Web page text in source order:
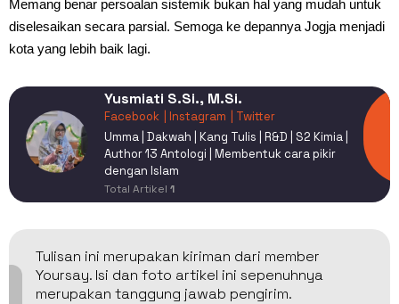
Memang benar persoalan sistemik bukan hal yang mudah untuk
diselesaikan secara parsial. Semoga ke depannya Jogja menjadi
kota yang lebih baik lagi.
Yusmiati S.Si., M.Si.
Facebook | Instagram
| Twitter
Umma | Dakwah | Kang Tulis | R&D | S2 Kimia |
Author 13 Antologi | Membentuk cara pikir
dengan Islam
Total Artikel 1
Tulisan ini merupakan kiriman dari member
Yoursay. Isi dan foto artikel ini sepenuhnya
merupakan tanggung jawab pengirim.